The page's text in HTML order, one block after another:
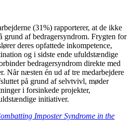
(31%) rapporterer, at de ikke
grund af bedragersyndrom. Frygten for
deres opfattede inkompetence,
og i sidste ende ufuldstændige
bedragersyndrom direkte med
Når næsten én ud af tre medarbejdere
på grund af selvtvivl, møder
i forsinkede projekter,
initiativer.
Imposter Syndrome in the